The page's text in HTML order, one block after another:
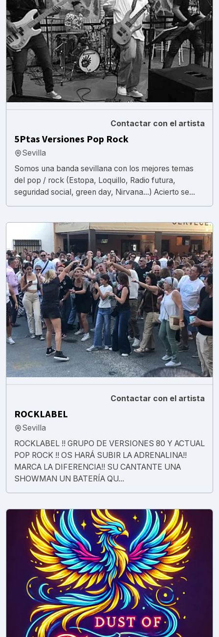
Contactar con el artista
5Ptas Versiones Pop Rock
Sevilla
Somos una banda sevillana con los mejores temas
del pop / rock (Estopa, Loquillo, Radio futura,
seguridad social, green day, Nirvana...) Acierto se...
Contactar con el artista
ROCKLABEL
Sevilla
ROCKLABEL !! GRUPO DE VERSIONES 80 Y ACTUAL
POP ROCK !! OS HARÁ SUBIR LA ADRENALINA!!
MARCA LA DIFERENCIA!! SU CANTANTE UNA
SHOWMAN UN BATERÍA QU...